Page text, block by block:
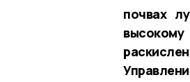
почвах